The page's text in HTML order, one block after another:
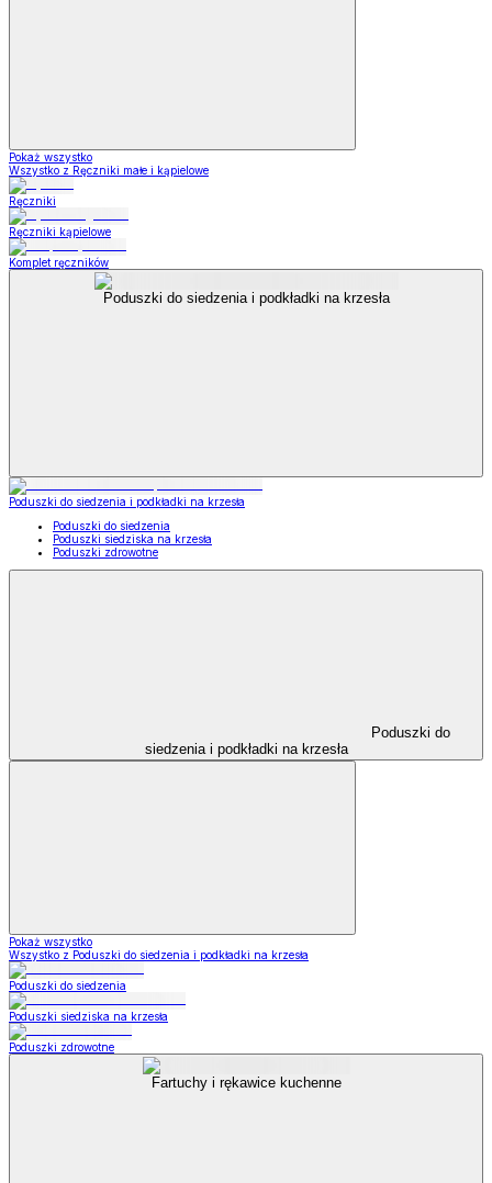
Pokaż wszystko
Wszystko z Ręczniki małe i kąpielowe
Ręczniki
Ręczniki kąpielowe
Komplet ręczników
Poduszki do siedzenia i podkładki na krzesła
Poduszki do siedzenia i podkładki na krzesła
Poduszki do siedzenia
Poduszki siedziska na krzesła
Poduszki zdrowotne
Poduszki do
siedzenia i podkładki na krzesła
Pokaż wszystko
Wszystko z Poduszki do siedzenia i podkładki na krzesła
Poduszki do siedzenia
Poduszki siedziska na krzesła
Poduszki zdrowotne
Fartuchy i rękawice kuchenne